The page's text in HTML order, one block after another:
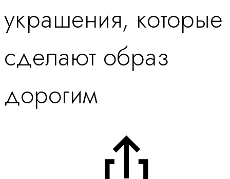
украшения, которые
сделают образ
дорогим